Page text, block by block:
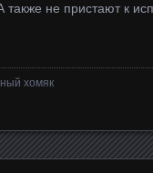
также не пристают к
хомяк